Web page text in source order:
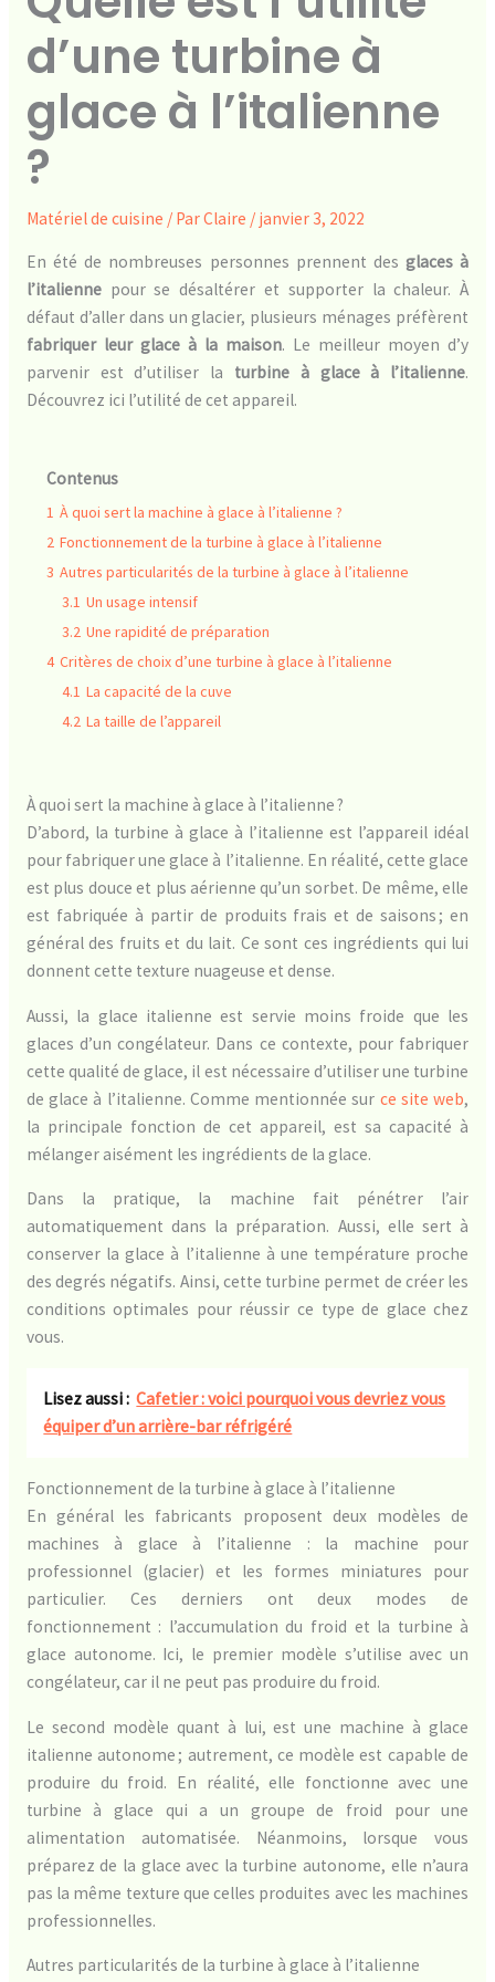
d’une turbine à
glace à l’italienne
?
Matériel de cuisine / ParClaire / janvier 3, 2022
En été de nombreuses personnes prennent des glaces à
l’italiennepour se désaltérer et supporter la chaleur. À
défaut d’aller dans un glacier, plusieurs ménages préfèrent
fabriquer leur glace à la maison. Le meilleur moyen d’y
parvenir est d’utiliser la turbine à glace à l’italienne.
Découvrez ici l’utilité de cet appareil.
Contenus
1 À quoi sert la machine à glace à l’italienne ?
2 Fonctionnement de la turbine à glace à l’italienne
3 Autres particularités de la turbine à glace à l’italienne
3.1 Un usage intensif
3.2 Une rapidité de préparation
4 Critères de choix d’une turbine à glace à l’italienne
4.1 La capacité de la cuve
4.2 La taille de l’appareil
À quoi sert la machine à glace à l’italienne ?
D’abord, la turbine à glace à l’italienne est l’appareil idéal
pour fabriquer une glace à l’italienne. En réalité, cette glace
est plus douce et plus aérienne qu’un sorbet. De même, elle
est fabriquée à partir de produits frais et de saisons ; en
général des fruits et du lait. Ce sont ces ingrédients qui lui
donnent cette texture nuageuse et dense.
Aussi, la glace italienne est servie moins froide que les
glaces d’un congélateur. Dans ce contexte, pour fabriquer
cette qualité de glace, il est nécessaire d’utiliser une turbine
de glace à l’italienne. Comme mentionnée sur ce site web,
la principale fonction de cet appareil, est sa capacité à
mélanger aisément les ingrédients de la glace.
Dans la pratique, la machine fait pénétrer l’air
automatiquement dans la préparation. Aussi, elle sert à
conserver la glace à l’italienne à une température proche
des degrés négatifs. Ainsi, cette turbine permet de créer les
conditions optimales pour réussir ce type de glace chez
vous.
Lisez aussi : Cafetier : voici pourquoi vous devriez vous
équiper d’un arrière-bar réfrigéré
Fonctionnement de la turbine à glace à l’italienne
En général les fabricants proposent deux modèles de
machines à glace à l’italienne : la machine pour
professionnel (glacier) et les formes miniatures pour
particulier. Ces derniers ont deux modes de
fonctionnement : l’accumulation du froid et la turbine à
glace autonome. Ici, le premier modèle s’utilise avec un
congélateur, car il ne peut pas produire du froid.
Le second modèle quant à lui, est une machine à glace
italienne autonome ; autrement, ce modèle est capable de
produire du froid. En réalité, elle fonctionne avec une
turbine à glace qui a un groupe de froid pour une
alimentation automatisée. Néanmoins, lorsque vous
préparez de la glace avec la turbine autonome, elle n’aura
pas la même texture que celles produites avec les machines
professionnelles.
Autres particularités de la turbine à glace à l’italienne